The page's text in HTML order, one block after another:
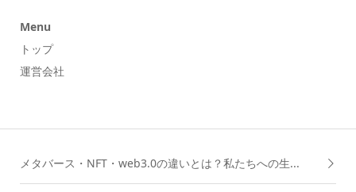
Menu
トップ
運営会社
メタバース・NFT・web3.0の違いとは？私たちへの生...